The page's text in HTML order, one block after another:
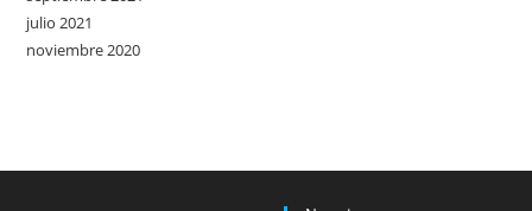
julio 2021
noviembre 2020